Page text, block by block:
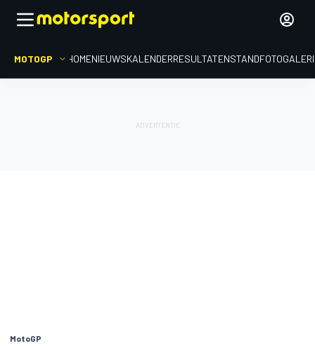
MOTOGP HOMENIEUWSKALENDERRESULTATENSTAND
MotoGP